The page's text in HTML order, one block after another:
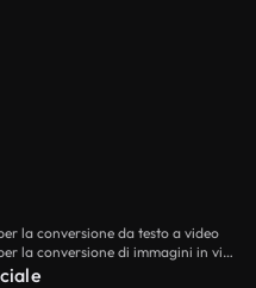
la conversione da testo a video
Flussi di lavoro di intelligenza artificiale per la conversione di immagini in video